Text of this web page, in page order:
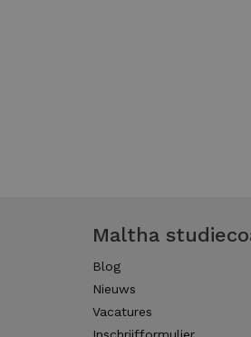
Maltha
Blog
Nieuws
Vacatures